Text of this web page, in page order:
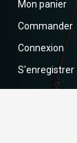
Mon panier
Commander
Connexion
S'enregistrer